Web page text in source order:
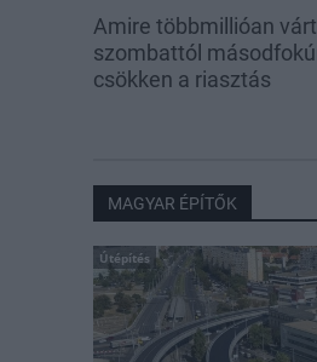
Amire többmillióan
szombattól
csökken a riasztás
MAGYAR ÉPÍTŐK
Útépítés